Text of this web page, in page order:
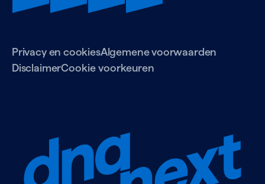
Privacy en cookiesAlgemene voorwaarden
DisclaimerCookie voorkeuren